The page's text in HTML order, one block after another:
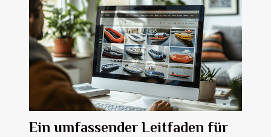
Ein umfassender Leitfaden für